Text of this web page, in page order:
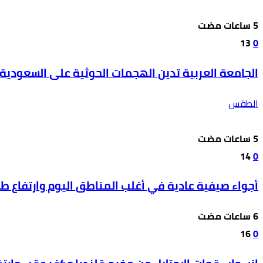
0
13
الجامعة العربية تدين الهجمات الحوثية على
الطقس
0
14
أجواء صيفية عادية في أغلب المناطق اليوم وارتفاع
0
16